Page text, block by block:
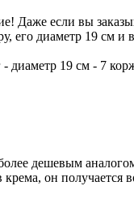
если вы
его диаметр 19 см
19 см - 7
дешевым
он